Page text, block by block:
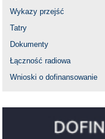
Wykazy przejść
Tatry
Dokumenty
Łączność radiowa
Wnioski o dofinansowanie